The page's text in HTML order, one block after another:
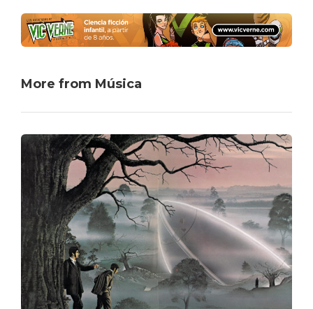
More from Música